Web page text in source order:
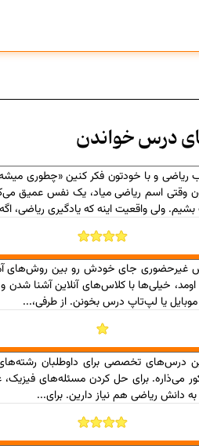
درس خواندن
ریاضی و با خودتون فکر کنین «چطوری
وقتی اسم ریاضی میاد، یک نفس
ولی واقعیت اینه که یادگیری ریاضی،
غیرحضوری جای خودش رو بین روش‌های
اومد، خیلی‌ها با کلاس‌های آنلاین آشنا
یا لپ‌تاپ درس بخونن. از طرفی،...
درس‌های تخصصی برای داوطلبان رشته‌های
می‌ذاره. برای حل کردن مسئله‌های
دانش ریاضی هم نیاز دارین. برای...